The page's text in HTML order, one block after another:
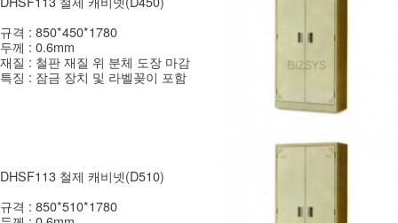
규격 : 850*450*1780
두께 : 0.6mm
재질 : 철판 재질 위 분체 도장 마감
특징 : 잠금 장치 및 라벨꽂이 포함
DHSF113 철제 캐비넷(D510)
규격 : 850*510*1780